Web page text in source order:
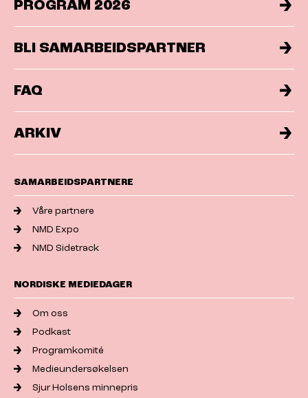
PROGRAM 2026
BLI SAMARBEIDSPARTNER
FAQ
ARKIV
SAMARBEIDSPARTNERE
Våre partnere
NMD Expo
NMD Sidetrack
NORDISKE MEDIEDAGER
Om oss
Podkast
Programkomité
Medieundersøkelsen
Sjur Holsens minnepris